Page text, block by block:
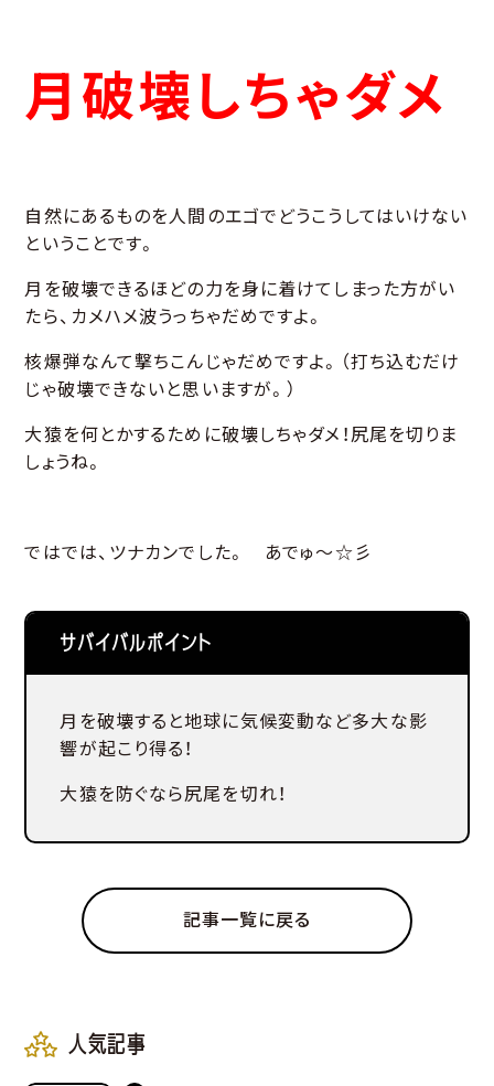
月破壊しちゃダメ
自然にあるものを人間のエゴでどうこうしてはいけない
ということです。
月を破壊できるほどの力を身に着けてしまった方がい
たら、カメハメ波うっちゃだめですよ。
核爆弾なんて撃ちこんじゃだめですよ。（打ち込むだけ
じゃ破壊できないと思いますが。）
大猿を何とかするために破壊しちゃダメ！尻尾を切りま
しょうね。
ではでは、ツナカンでした。 あでゅ～☆彡
サバイバルポイント
月を破壊すると地球に気候変動など多大な影
響が起こり得る！
大猿を防ぐなら尻尾を切れ！
記事一覧に戻る
人気記事